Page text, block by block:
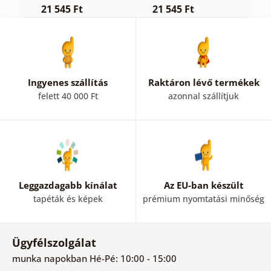
21 545 Ft 21 545 Ft
Ingyenes szállítás
felett 40 000 Ft
Raktáron lévő termékek
azonnal szállítjuk
Leggazdagabb kínálat
tapéták és képek
Az EU-ban készült
prémium nyomtatási minőség
Ügyfélszolgálat
munka napokban Hé-Pé: 10:00 - 15:00